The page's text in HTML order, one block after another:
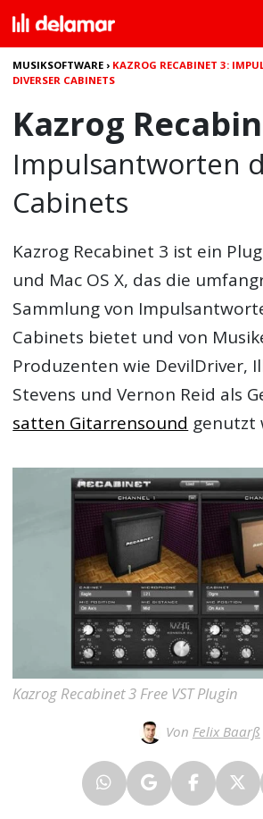
MUSIKSOFTWARE › KAZROG RECABINET 3:
DIVERSER CABINETS
Kazrog
Impulsantworten
Cabinets
Kazrog Recabinet 3 ist ein
und Mac OS X, das die
Sammlung von
Cabinets bietet und von
Produzenten wie DevilDriver,
Stevens und Vernon Reid als
satten Gitarrensound genutzt
Kazrog Recabinet 3 Free VST Plugin
Von Felix Baarß